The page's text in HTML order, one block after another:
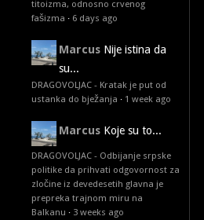
titoizma, odnosno crvenog
fašizma · 6 days ago
Marcus Nije istina da
su...
DRAGOVOLJAC - Kratak je put od
ustanka do bježanja · 1 week ago
Marcus Koje su to...
DRAGOVOLJAC - Odbijanje srpske
politike da prihvati odgovornost za
zločine iz devedesetih glavna je
prepreka trajnom miru na
Balkanu · 3 weeks ago